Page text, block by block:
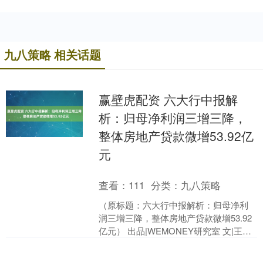
九八策略 相关话题
赢壁虎配资 六大行中报解
析：归母净利润三增三降，
整体房地产贷款微增53.92亿
元
查看： 111 分类： 九八策略
（原标题：六大行中报解析：归母净利
润三增三降，整体房地产贷款微增53.92
亿元） 出品|WEMONEY研究室 文|王彦